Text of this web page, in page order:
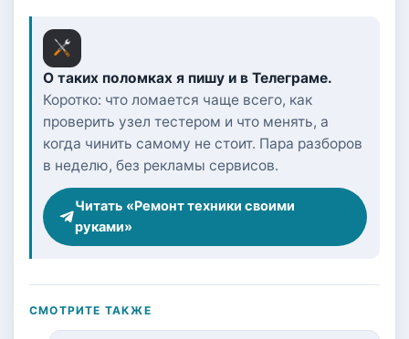
О таких поломках я пишу и в Телеграме.
Коротко: что ломается чаще всего, как
проверить узел тестером и что менять, а
когда чинить самому не стоит. Пара разборов
в неделю, без рекламы сервисов.
Читать «Ремонт техники своими
руками»
СМОТРИТЕ ТАКЖЕ